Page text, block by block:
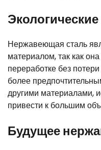
Нержавеющая сталь
материалом, так как
переработке без
более
другими материалами,
привести к большим
Будущее